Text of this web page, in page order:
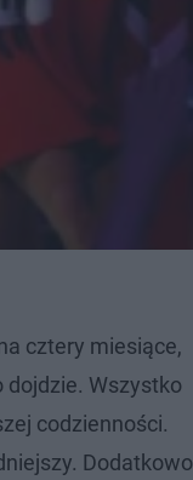
cztery miesiące,
dojdzie. Wszystko
codzienności.
Dodatkowo